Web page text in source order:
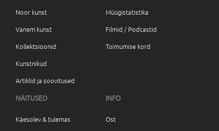
Noor kunst
Vanem kunst
Kollektsioonid
Kunstnikud
Artiklid ja soovitused
Müügistatistika
Filmid / Podcastid
Toimumise kord
NÄITUSED
Käesolev & tulemas
INFO
Ost